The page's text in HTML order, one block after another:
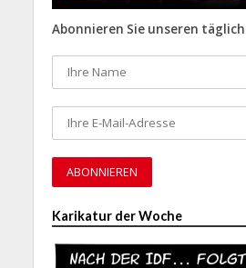
Abonnieren Sie unseren
Karikatur der Woche